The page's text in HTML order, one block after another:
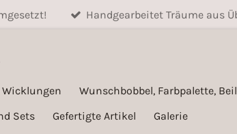
Handgearbeitet Träume aus
Wunschbobbel, Farbpalette,
Sets Gefertigte Artikel
Galerie